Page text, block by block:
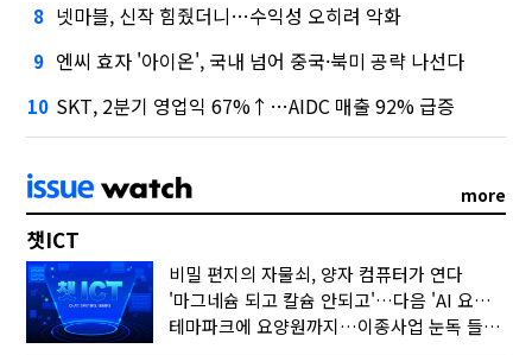
8 넷마블, 신작 힘줬더니…수익성 오히려 악화
9 엔씨 효자 '아이온', 국내 넘어 중국·북미 공략 나선다
10 SKT, 2분기 영업익 67%↑…AIDC 매출 92% 급증
more
챗ICT
비밀 편지의 자물쇠, 양자 컴퓨터가 연다
'마그네슘 되고 칼슘 안되고'…다음 'AI 요약' 갈 길은
테마파크에 요양원까지…이종사업 눈독 들이는 게임사